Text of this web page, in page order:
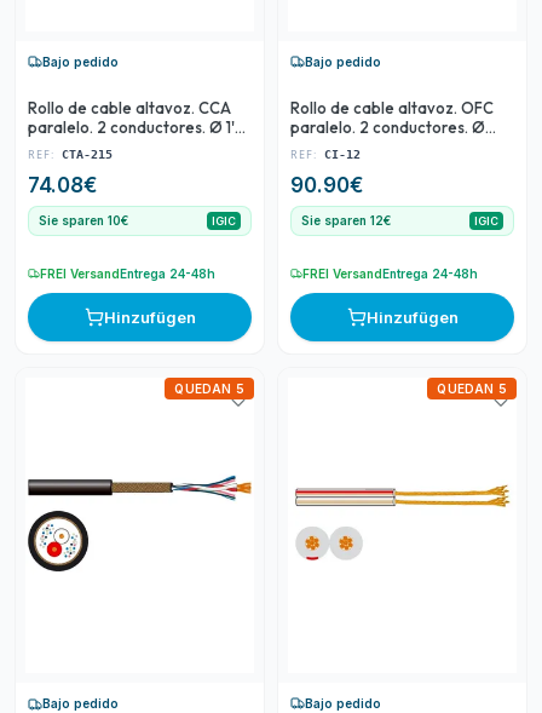
Bajo pedido
Rollo de cable altavoz. CCA
paralelo. 2 conductores. Ø 1'5
mm2. Bobina 100 m.
REF: CTA-215
74.08€
Sie sparen 10€ IGIC
FREI VersandEntrega 24-48h
Hinzufügen
Bajo pedido
Rollo de cable altavoz. OFC
paralelo. 2 conductores. Ø
0'75 mm2. Bobina 100 m.
REF: CI-12
90.90€
Sie sparen 12€ IGIC
FREI VersandEntrega 24-48h
Hinzufügen
Bajo pedido
QUEDAN 5
Bajo pedido
QUEDAN 5